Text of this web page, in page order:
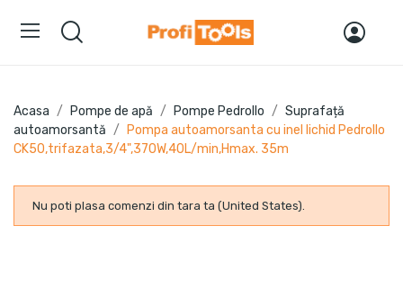
Acasa Pompe de apă Pompe Pedrollo
Suprafață
autoamorsantă
Pompa autoamorsanta cu inel lichid Pedrollo
CK50,trifazata,3/4",370W,40L/min,Hmax. 35m
Nu poti plasa comenzi din tara ta (United States).